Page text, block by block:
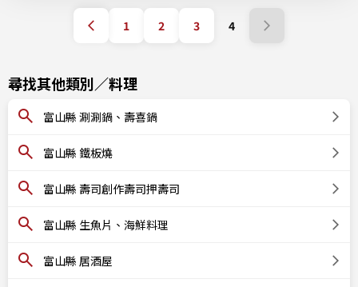
1 2 3 4
尋找其他類別／料理
富山縣 涮涮鍋、壽喜鍋
富山縣 鐵板燒
富山縣 壽司創作壽司押壽司
富山縣 生魚片、海鮮料理
富山縣 居酒屋